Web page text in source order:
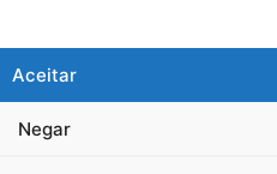
Aceitar
Negar